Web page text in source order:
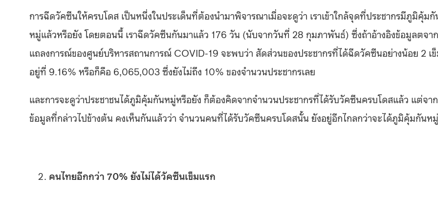
การฉีดวัคซีนให้ครบโดส เป็นหนึ่งในประเด็นที่ต้องนำมาพิจารณาเมื่อจะดูว่า เราเข้าใกล้จุดที่ประชากรมีภูมิคุ้มกั
หมู่แล้วหรือยัง โดยตอนนี้ เราฉีดวัคซีนกันมาแล้ว 176 วัน (นับจากวันที่ 28 กุมภาพันธ์) ซึ่งถ้าอ้างอิงข้อมูลตจาก
แถลงการณ์ของศูนย์บริหารสถานการณ์ COVID-19 จะพบว่า สัดส่วนของประชากรที่ได้ฉีดวัคซีนอย่างน้อย 2 เ
อยู่ที่ 9.16% หรือก็คือ 6,065,003 ซึ่งยังไม่ถึง 10% ของจำนวนประชากรเลย
และการจะดูว่าประชาชนได้ภูมิคุ้มกันหมู่หรือยัง ก็ต้องคิดจากจำนวนประชากรที่ได้รับวัคซีนครบโดสแล้ว แต่จาก
ข้อมูลที่กล่าวไปข้างต้น คงเห็นกันแล้วว่า จำนวนคนที่ได้รับวัคซีนครบโดสนั้น ยังอยู่อีกไกลกว่าจะได้ภูมิคุ้มกันหมู่
คนไทยอีกกว่า 70% ยังไม่ได้วัคซีนเข็มแรก